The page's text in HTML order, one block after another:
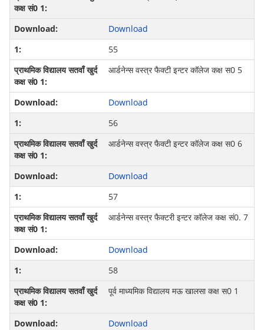
Download
55
आर्डनेन्‍स वस्‍त्र फैक्‍टी इन्‍टर कॉलेज कक्ष स0 5
Download
56
आर्डनेन्‍स वस्‍त्र फैक्‍टी इन्‍टर कॉलेज कक्ष स0 6
Download
57
आर्डनेन्‍स वस्त्र फैक्टरी इन्‍टर कॉलेज कक्ष सं0. 7
Download
58
पूर्व माध्‍यमिक विद्यालय मऊ खालसा कक्ष स0 1
Download